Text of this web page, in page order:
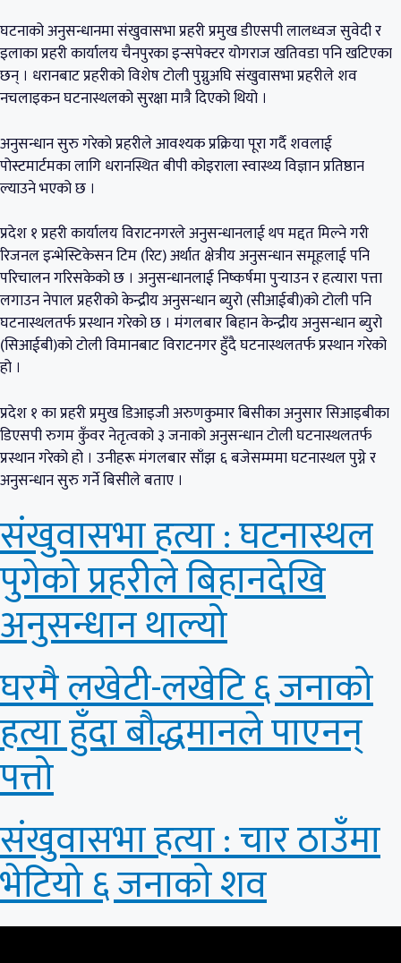
घटनाको अनुसन्धानमा संखुवासभा प्रहरी प्रमुख डीएसपी लालध्वज सुवेदी र
इलाका प्रहरी कार्यालय चैनपुरका इन्सपेक्टर योगराज खतिवडा पनि खटिएका
छन् । धरानबाट प्रहरीको विशेष टोली पुग्नुअघि संखुवासभा प्रहरीले शव
नचलाइकन घटनास्थलको सुरक्षा मात्रै दिएको थियो ।
अनुसन्धान सुरु गरेको प्रहरीले आवश्यक प्रक्रिया पूरा गर्दै शवलाई
पोस्टमार्टमका लागि धरानस्थित बीपी कोइराला स्वास्थ्य विज्ञान प्रतिष्ठान
ल्याउने भएको छ ।
प्रदेश १ प्रहरी कार्यालय विराटनगरले अनुसन्धानलाई थप मद्दत मिल्ने गरी
रिजनल इन्भेस्टिकेसन टिम (रिट) अर्थात क्षेत्रीय अनुसन्धान समूहलाई पनि
परिचालन गरिसकेको छ । अनुसन्धानलाई निष्कर्षमा पुर्‍याउन र हत्यारा पत्ता
लगाउन नेपाल प्रहरीको केन्द्रीय अनुसन्धान ब्युरो (सीआईबी)को टोली पनि
घटनास्थलतर्फ प्रस्थान गरेको छ । मंगलबार बिहान केन्द्रीय अनुसन्धान ब्युरो
(सिआईबी)को टोली विमानबाट विराटनगर हुँदै घटनास्थलतर्फ प्रस्थान गरेको
हो ।
प्रदेश १ का प्रहरी प्रमुख डिआइजी अरुणकुमार बिसीका अनुसार सिआइबीका
डिएसपी रुगम कुँवर नेतृत्वको ३ जनाको अनुसन्धान टोली घटनास्थलतर्फ
प्रस्थान गरेको हो । उनीहरू मंगलबार साँझ ६ बजेसम्ममा घटनास्थल पुग्ने र
अनुसन्धान सुरु गर्ने बिसीले बताए ।
संखुवासभा हत्या : घटनास्थल
पुगेको प्रहरीले बिहानदेखि
अनुसन्धान थाल्यो
घरमै लखेटी-लखेटि ६ जनाको
हत्या हुँदा बौद्धमानले पाएनन्
पत्तो
संखुवासभा हत्या : चार ठाउँमा
भेटियो ६ जनाको शव